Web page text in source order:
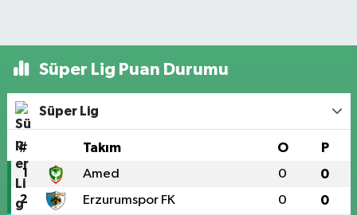
Süper Lig Puan Durumu
Süper Lig
# Takım O P
1 Amed 0 0
2 Erzurumspor FK 0 0